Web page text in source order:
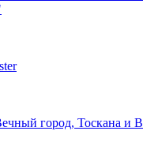
город, Тоскана и